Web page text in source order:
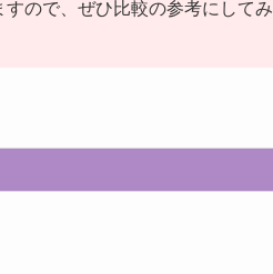
ので、ぜひ比較の参考にしてみ